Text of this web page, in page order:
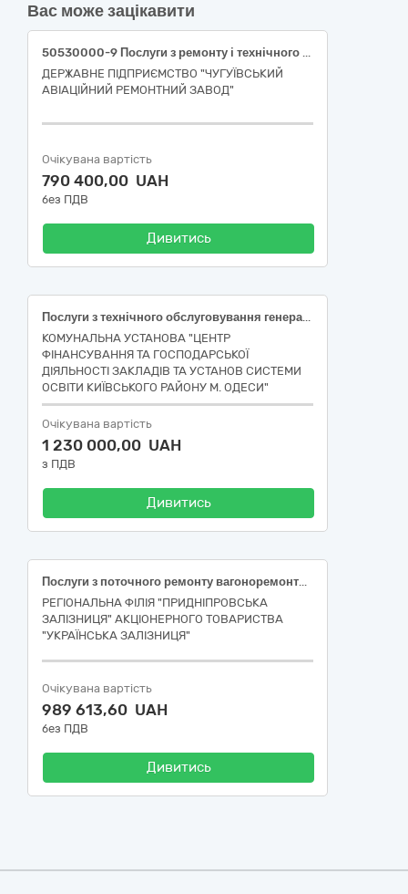
Вас може зацікавити
50530000-9 Послуги з ремонту і технічного обслуговування техніки (Ремонт п’ятикоординатного фрезерного оброблювального центру з ЧПК DMX-320)
ДЕРЖАВНЕ ПІДПРИЄМСТВО "ЧУГУЇВСЬКИЙ
АВІАЦІЙНИЙ РЕМОНТНИЙ ЗАВОД"
Очікувана вартість
790 400,00 UAH
без ПДВ
Дивитись
Послуги з технічного обслуговування генераторів закладів та установ системи освіти Київського району м. Одеси, код 50530000-9 Послуги з ремонту і технічного обслуговування техніки за ДК 021:2015 Єдиного закупівельного словника
КОМУНАЛЬНА УСТАНОВА "ЦЕНТР
ФІНАНСУВАННЯ ТА ГОСПОДАРСЬКОЇ
ДІЯЛЬНОСТІ ЗАКЛАДІВ ТА УСТАНОВ СИСТЕМИ
ОСВІТИ КИЇВСЬКОГО РАЙОНУ М. ОДЕСИ"
Очікувана вартість
1 230 000,00 UAH
з ПДВ
Дивитись
Послуги з поточного ремонту вагоноремонтних машин
РЕГІОНАЛЬНА ФІЛІЯ "ПРИДНІПРОВСЬКА
ЗАЛІЗНИЦЯ" АКЦІОНЕРНОГО ТОВАРИСТВА
"УКРАЇНСЬКА ЗАЛІЗНИЦЯ"
Очікувана вартість
989 613,60 UAH
без ПДВ
Дивитись